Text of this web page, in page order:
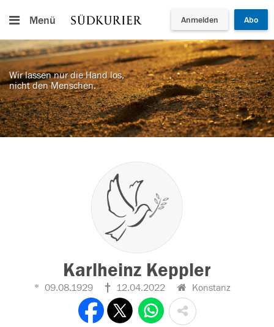
Menü Anmelden Abo
Wir lassen nur die Hand los,
nicht den Menschen.
Karlheinz Keppler
09.08.1929 12.04.2022 Konstanz